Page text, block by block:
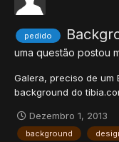
pedido
uma questão postou
Galera, preciso de um
background do
legal, próprio ou seja
mais top ++ =)
Dezembro 1, 2013
background